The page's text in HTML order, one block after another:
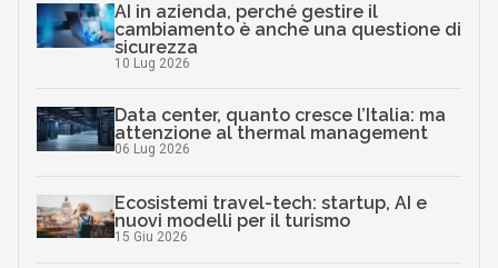
AI in azienda, perché gestire il
cambiamento è anche una questione di
sicurezza
10 Lug 2026
Data center, quanto cresce l’Italia: ma
attenzione al thermal management
06 Lug 2026
Ecosistemi travel-tech: startup, AI e
nuovi modelli per il turismo
15 Giu 2026